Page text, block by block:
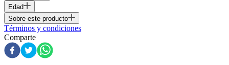
Edad
Sobre este producto
Términos y condiciones
Comparte